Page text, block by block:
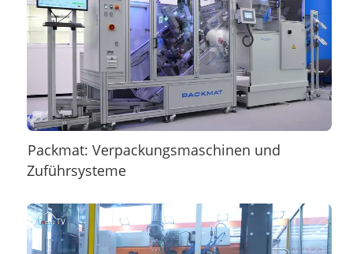
Packmat: Verpackungsmaschinen und
Zuführsysteme